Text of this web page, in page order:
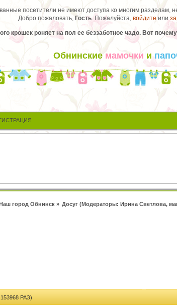
посетители не имеют доступа ко многим разделам,
Добро пожаловать, Гость. Пожалуйста, войдите или
крошек роняет на пол ее беззаботное чадо. Вот
Обнинские мамочки и
город Обнинск» Досуг (Модераторы:Ирина Светлова,
РАЗ)